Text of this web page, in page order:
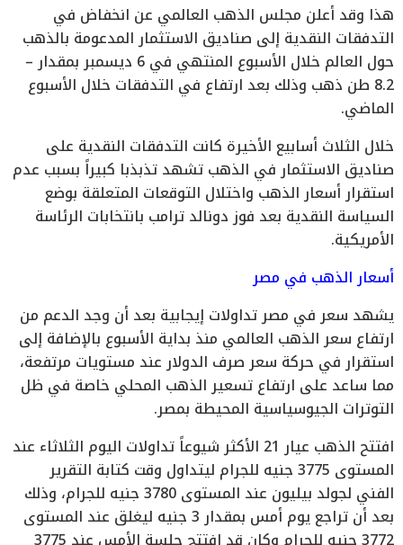
هذا وقد أعلن مجلس الذهب العالمي عن انخفاض في
التدفقات النقدية إلى صناديق الاستثمار المدعومة بالذهب
حول العالم خلال الأسبوع المنتهي في 6 ديسمبر بمقدار –
8.2 طن ذهب وذلك بعد ارتفاع في التدفقات خلال الأسبوع
الماضي.
خلال الثلاث أسابيع الأخيرة كانت التدفقات النقدية على
صناديق الاستثمار في الذهب تشهد تذبذبا كبيراً بسبب عدم
استقرار أسعار الذهب واختلال التوقعات المتعلقة بوضع
السياسة النقدية بعد فوز دونالد ترامب بانتخابات الرئاسة
الأمريكية.
أسعار الذهب في مصر
يشهد سعر في مصر تداولات إيجابية بعد أن وجد الدعم من
ارتفاع سعر الذهب العالمي منذ بداية الأسبوع بالإضافة إلى
استقرار في حركة سعر صرف الدولار عند مستويات مرتفعة،
مما ساعد على ارتفاع تسعير الذهب المحلي خاصة في ظل
التوترات الجيوسياسية المحيطة بمصر.
افتتح الذهب عيار 21 الأكثر شيوعاً تداولات اليوم الثلاثاء عند
المستوى 3775 جنيه للجرام ليتداول وقت كتابة التقرير
الفني لجولد بيليون عند المستوى 3780 جنيه للجرام، وذلك
بعد أن تراجع يوم أمس بمقدار 3 جنيه ليغلق عند المستوى